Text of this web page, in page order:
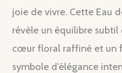
joie de vivre. Cette Eau
révèle un équilibre
cœur floral raffiné et un
symbole d’élégance